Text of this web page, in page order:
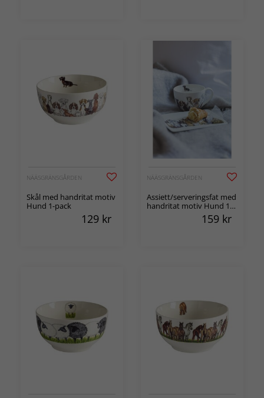
NÄÄSGRÄNSGÅRDEN
Skål med handritat motiv
Hund 1-pack
129 kr
NÄÄSGRÄNSGÅRDEN
Assiett/serveringsfat med
handritat motiv Hund 1-
159 kr